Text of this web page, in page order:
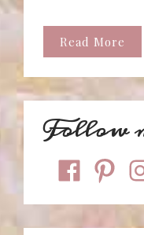
Read More
Follow
facebookpinterest